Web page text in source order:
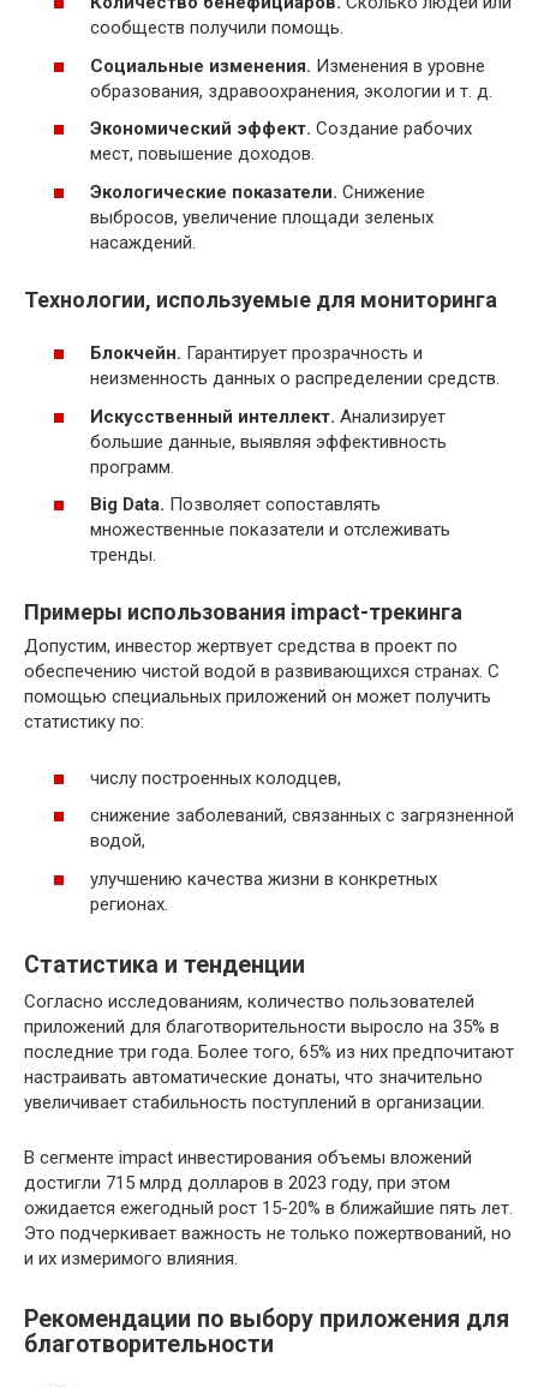
сообществ получили помощь.
Социальные изменения. Изменения в уровне
образования, здравоохранения, экологии и т. д.
Экономический эффект. Создание рабочих
мест, повышение доходов.
Экологические показатели. Снижение
выбросов, увеличение площади зеленых
насаждений.
Технологии, используемые для мониторинга
Блокчейн. Гарантирует прозрачность и
неизменность данных о распределении средств.
Искусственный интеллект. Анализирует
большие данные, выявляя эффективность
программ.
Big Data. Позволяет сопоставлять
множественные показатели и отслеживать
тренды.
Примеры использования impact-трекинга
Допустим, инвестор жертвует средства в проект по
обеспечению чистой водой в развивающихся странах. С
помощью специальных приложений он может получить
статистику по:
числу построенных колодцев,
снижение заболеваний, связанных с загрязненной
водой,
улучшению качества жизни в конкретных
регионах.
Статистика и тенденции
Согласно исследованиям, количество пользователей
приложений для благотворительности выросло на 35% в
последние три года. Более того, 65% из них предпочитают
настраивать автоматические донаты, что значительно
увеличивает стабильность поступлений в организации.
В сегменте impact инвестирования объемы вложений
достигли 715 млрд долларов в 2023 году, при этом
ожидается ежегодный рост 15-20% в ближайшие пять лет.
Это подчеркивает важность не только пожертвований, но
и их измеримого влияния.
Рекомендации по выбору приложения для
благотворительности